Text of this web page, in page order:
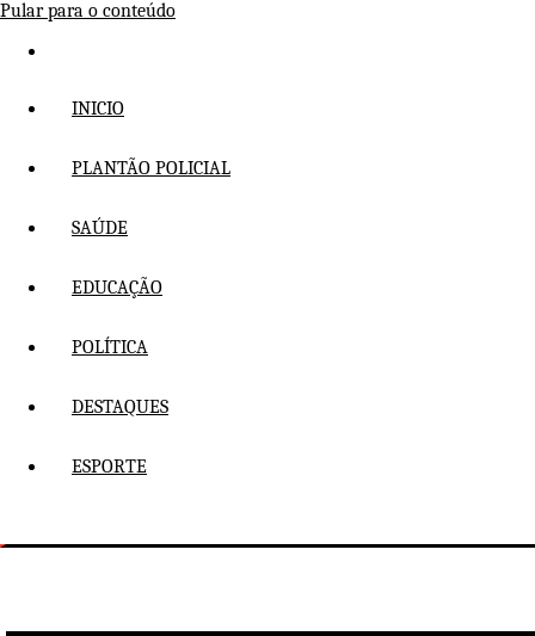
Pular para o conteúdo
INICIO
PLANTÃO POLICIAL
SAÚDE
EDUCAÇÃO
POLÍTICA
DESTAQUES
ESPORTE